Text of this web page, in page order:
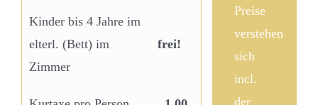
Kinder bis 4 Jahre im
elterl. (Bett) im
Zimmer
frei!
Preise
verstehen
sich
incl.
der